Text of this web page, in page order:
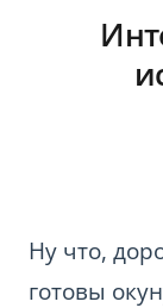
Ну что,
готовы